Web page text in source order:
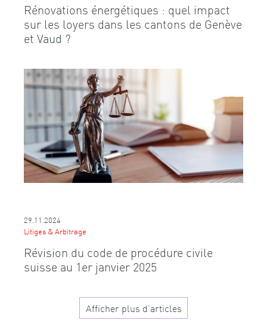
Rénovations énergétiques : quel impact
sur les loyers dans les cantons de Genève
et Vaud ?
29.11.2024
Litiges & Arbitrage
Révision du code de procédure civile
suisse au 1er janvier 2025
Afficher plus d’articles